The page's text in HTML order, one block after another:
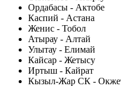
Ордабасы - Актобе
Каспий - Астана
Женис - Тобол
Атырау - Алтай
Улытау - Елимай
Кайсар - Жетысу
Иртыш - Кайрат
Кызыл-Жар СК -